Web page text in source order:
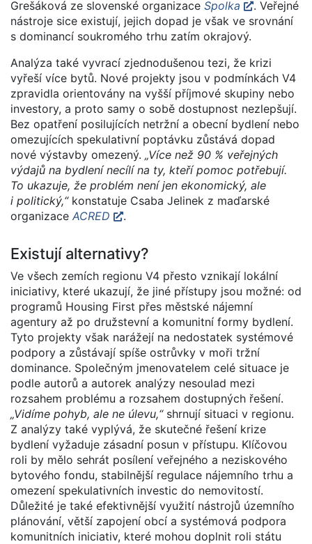
Grešáková ze slovenské organizace Spolka
. Veřejné
nástroje sice existují, jejich dopad je však ve srovnání
s dominancí soukromého trhu zatím okrajový.
Analýza také vyvrací zjednodušenou tezi, že krizi
vyřeší více bytů. Nové projekty jsou v podmínkách V4
zpravidla orientovány na vyšší příjmové skupiny nebo
investory, a proto samy o sobě dostupnost nezlepšují.
Bez opatření posilujících netržní a obecní bydlení nebo
omezujících spekulativní poptávku zůstává dopad
nové výstavby omezený. „Více než 90 % veřejných
výdajů na bydlení necílí na ty, kteří pomoc potřebují.
To ukazuje, že problém není jen ekonomický, ale
i politický,“konstatuje Csaba Jelinek z maďarské
organizace ACRED .
Existují alternativy?
Ve všech zemích regionu V4 přesto vznikají lokální
iniciativy, které ukazují, že jiné přístupy jsou možné: od
programů Housing First přes městské nájemní
agentury až po družstevní a komunitní formy bydlení.
Tyto projekty však narážejí na nedostatek systémové
podpory a zůstávají spíše ostrůvky v moři tržní
dominance. Společným jmenovatelem celé situace je
podle autorů a autorek analýzy nesoulad mezi
rozsahem problému a rozsahem dostupných řešení.
„Vidíme pohyb, ale ne úlevu,“shrnují situaci v regionu.
Z analýzy také vyplývá, že skutečné řešení krize
bydlení vyžaduje zásadní posun v přístupu. Klíčovou
roli by mělo sehrát posílení veřejného a neziskového
bytového fondu, stabilnější regulace nájemního trhu a
omezení spekulativních investic do nemovitostí.
Důležité je také efektivnější využití nástrojů územního
plánování, větší zapojení obcí a systémová podpora
komunitních iniciativ, které mohou doplnit roli státu